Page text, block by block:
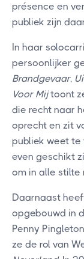
présence en
publiek zijn
In haar
persoonlijker
Brandgevaar,
Voor Mijtoont
die recht naar
oprecht en zit
publiek weet te
even geschikt
om in alle stilte
Daarnaast
opgebouwd in
Penny
ze de rol van